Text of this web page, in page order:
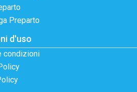
Preparto
d'uso
condizioni